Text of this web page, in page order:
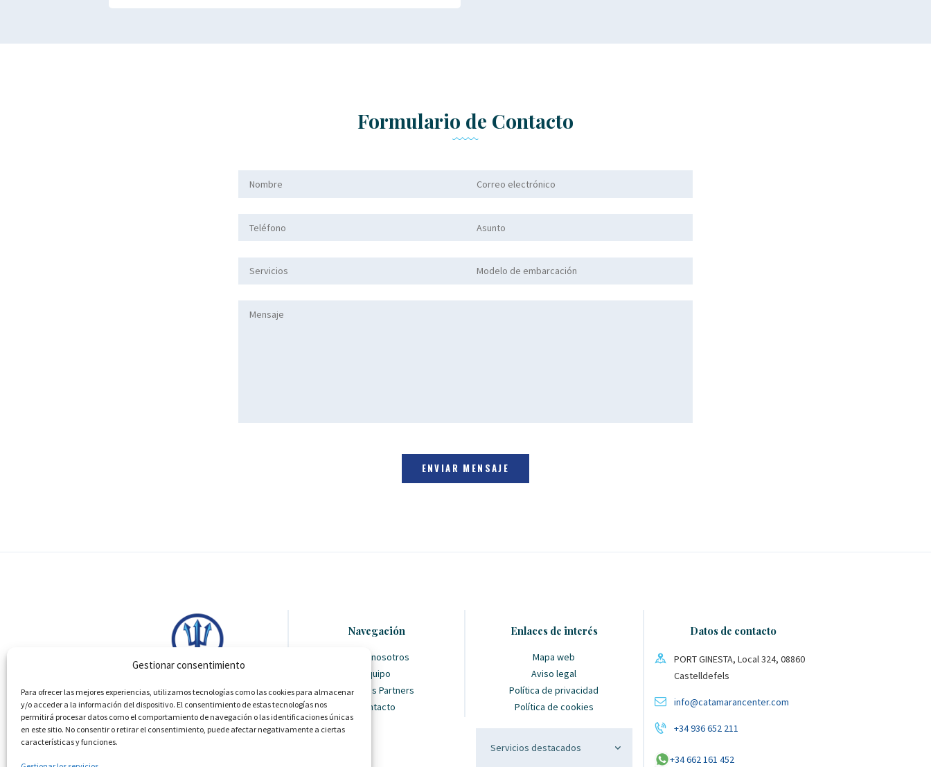
Gestionar consentimiento
Para ofrecer las mejores experiencias, utilizamos tecnologías como las cookies para almacenar
y/o acceder a la información del dispositivo. El consentimiento de estas tecnologías nos
permitirá procesar datos como el comportamiento de navegación o las identificaciones únicas
en este sitio. No consentir o retirar el consentimiento, puede afectar negativamente a ciertas
características y funciones.
Formulario de Contacto
Navegación
Sobre nosotros
Equipo
Nuestros Partners
Contacto
Enlaces de interés
Mapa web
Aviso legal
Política de privacidad
Política de cookies
Datos de contacto
PORT GINESTA, Local 324, 08860
Castelldefels
info@catamarancenter.com
+34 936 652 211
+34 662 161 452